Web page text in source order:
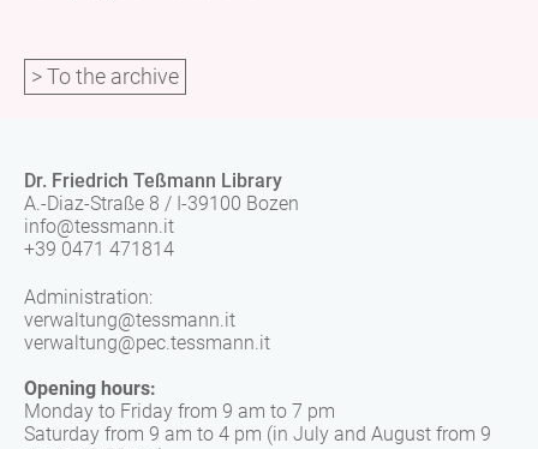
> To the archive
Dr. Friedrich Teßmann Library
A.-Diaz-Straße 8 / I-39100 Bozen
info@tessmann.it
+39 0471 471814
Administration:
verwaltung@tessmann.it
verwaltung@pec.tessmann.it
Opening hours:
Monday to Friday from 9 am to 7 pm
Saturday from 9 am to 4 pm (in July and August from 9